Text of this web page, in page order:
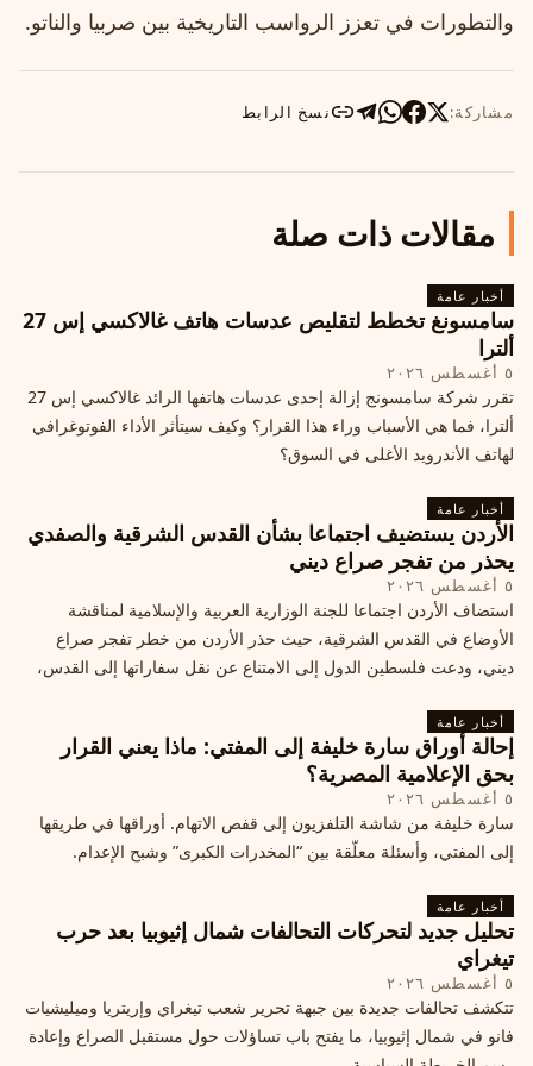
والتطورات في تعزز الرواسب التاريخية بين صربيا والناتو.
مشاركة: نسخ الرابط
مقالات ذات صلة
أخبار عامة
سامسونغ تخطط لتقليص عدسات هاتف غالاكسي إس 27
ألترا
٥ أغسطس ٢٠٢٦
تقرر شركة سامسونج إزالة إحدى عدسات هاتفها الرائد غالاكسي إس 27
ألترا، فما هي الأسباب وراء هذا القرار؟ وكيف سيتأثر الأداء الفوتوغرافي
لهاتف الأندرويد الأغلى في السوق؟
أخبار عامة
الأردن يستضيف اجتماعا بشأن القدس الشرقية والصفدي
يحذر من تفجر صراع ديني
٥ أغسطس ٢٠٢٦
استضاف الأردن اجتماعا للجنة الوزارية العربية والإسلامية لمناقشة
الأوضاع في القدس الشرقية، حيث حذر الأردن من خطر تفجر صراع
ديني، ودعت فلسطين الدول إلى الامتناع عن نقل سفاراتها إلى القدس،
أخبار عامة
إحالة أوراق سارة خليفة إلى المفتي: ماذا يعني القرار
بحق الإعلامية المصرية؟
٥ أغسطس ٢٠٢٦
سارة خليفة من شاشة التلفزيون إلى قفص الاتهام. أوراقها في طريقها
إلى المفتي، وأسئلة معلّقة بين “المخدرات الكبرى” وشبح الإعدام.
أخبار عامة
تحليل جديد لتحركات التحالفات شمال إثيوبيا بعد حرب
تيغراي
٥ أغسطس ٢٠٢٦
تتكشف تحالفات جديدة بين جبهة تحرير شعب تيغراي وإريتريا وميليشيات
فانو في شمال إثيوبيا، ما يفتح باب تساؤلات حول مستقبل الصراع وإعادة